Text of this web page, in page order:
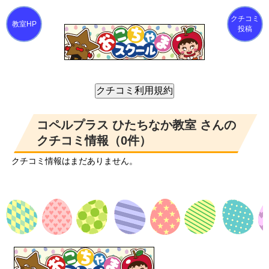
クチコミ
投稿
コペルプラス ひたちなか教室 さんの
クチコミ情報（0件）
クチコミ情報はまだありません。